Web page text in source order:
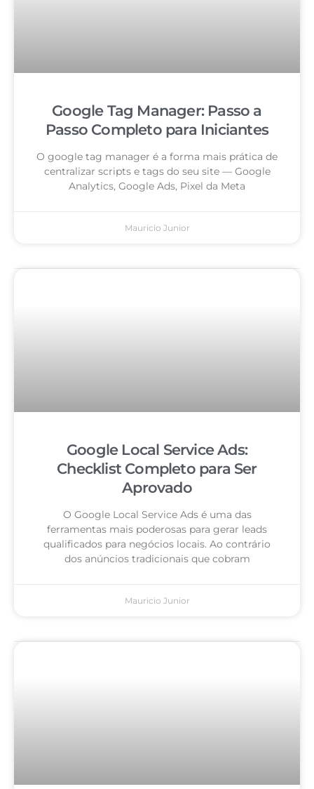
Google Tag Manager: Passo a
Passo Completo para Iniciantes
O google tag manager é a forma mais prática de
centralizar scripts e tags do seu site — Google
Analytics, Google Ads, Pixel da Meta
Mauricio Junior
Google Local Service Ads:
Checklist Completo para Ser
Aprovado
O Google Local Service Ads é uma das
ferramentas mais poderosas para gerar leads
qualificados para negócios locais. Ao contrário
dos anúncios tradicionais que cobram
Mauricio Junior